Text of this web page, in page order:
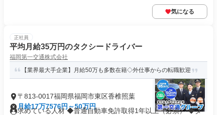
気になる
正社員
平均月給35万円のタクシードライバー
福岡第一交通株式会社
【業界最大手企業】月給50万も多数在籍◇外仕事からの転職歓迎
〒813-0017福岡県福岡市東区香椎照葉
月給17万7576円～50万円
求めている人材 ◆普通自動車免許取得1年以上（必須） ◆タ